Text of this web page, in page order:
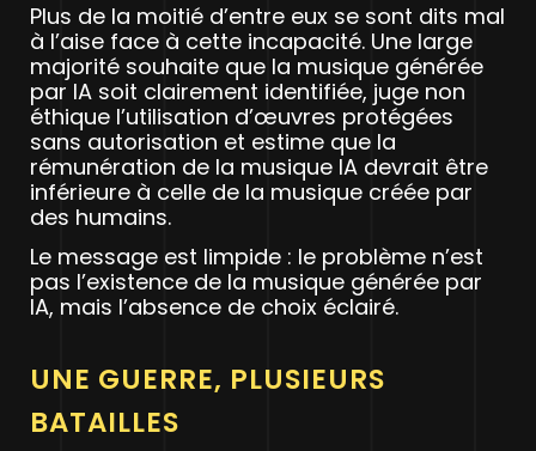
Plus de la moitié d’entre eux se sont dits mal
à l’aise face à cette incapacité. Une large
majorité souhaite que la musique générée
par IA soit clairement identifiée, juge non
éthique l’utilisation d’œuvres protégées
sans autorisation et estime que la
rémunération de la musique IA devrait être
inférieure à celle de la musique créée par
des humains.
Le message est limpide : le problème n’est
pas l’existence de la musique générée par
IA, mais l’absence de choix éclairé.
UNE GUERRE, PLUSIEURS
BATAILLES